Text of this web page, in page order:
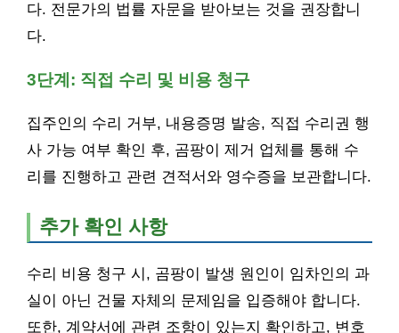
다. 전문가의 법률 자문을 받아보는 것을 권장합니
다.
3단계: 직접 수리 및 비용 청구
집주인의 수리 거부, 내용증명 발송, 직접 수리권 행
사 가능 여부 확인 후, 곰팡이 제거 업체를 통해 수
리를 진행하고 관련 견적서와 영수증을 보관합니다.
추가 확인 사항
수리 비용 청구 시, 곰팡이 발생 원인이 임차인의 과
실이 아닌 건물 자체의 문제임을 입증해야 합니다.
또한, 계약서에 관련 조항이 있는지 확인하고, 변호